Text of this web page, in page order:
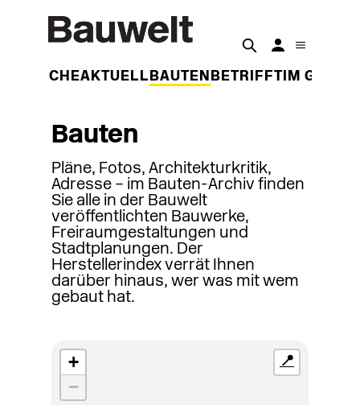
WOCHEAKTUELL BAUTEN BETRIFFT IM
Bauten
Pläne, Fotos, Architekturkritik,
Adresse – im Bauten-Archiv finden
Sie alle in der Bauwelt
veröffentlichten Bauwerke,
Freiraumgestaltungen und
Stadtplanungen. Der
Herstellerindex verrät Ihnen
darüber hinaus, wer was mit wem
gebaut hat.
+
−
📍